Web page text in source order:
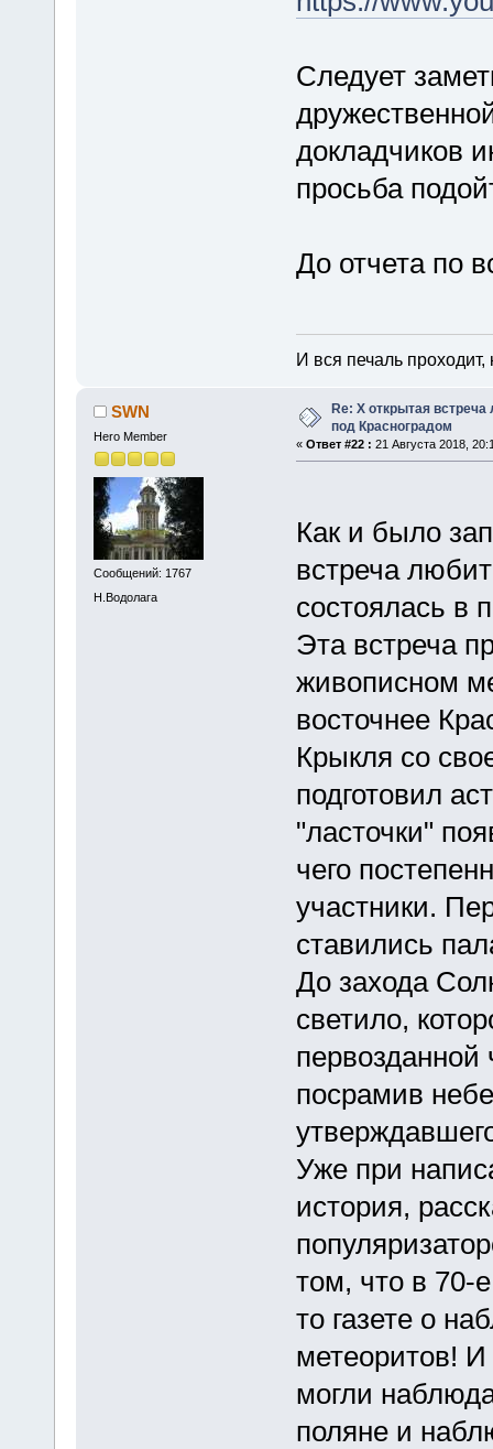
Следует
докладчиков
просьба
До отчета по
И вся печаль
SWN
Hero Member
Сообщений: 1767
Н.Водолага
Re: X открытая
под Красноградом
« Ответ #22 : 21 Августа 2018,
Как и было
встреча
состоялась в
Эта встреча
живописном
восточнее
Крыкля со
подготовил
"ласточки"
чего
участники.
ставились
До захода
светило,
посрамив
Уже при
история,
том, что в 70-
то газете о
метеоритов! И
могли
поляне и